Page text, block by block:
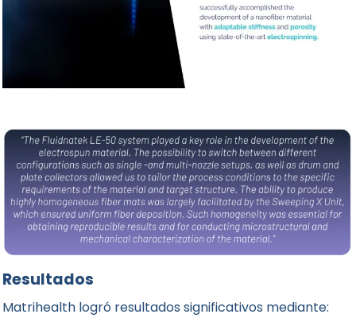
Resultados
Matrihealthlogró resultados significativos mediante: